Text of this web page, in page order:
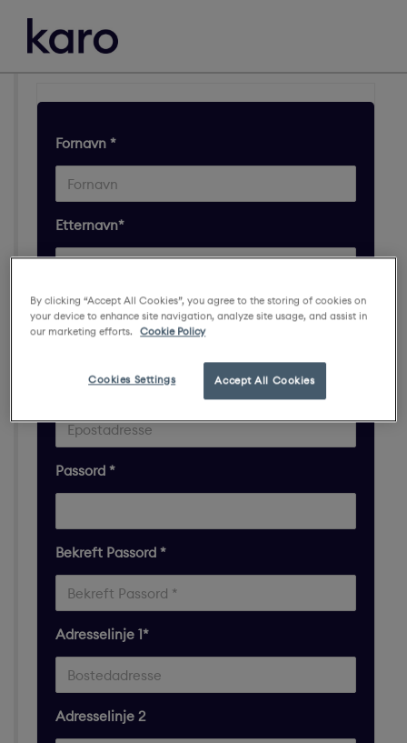
Fornavn *
Etternavn*
HCP Type *
Epostadresse *
Passord *
Bekreft Passord *
Adresselinje 1​*
Adresselinje 2
By clicking “Accept All Cookies”, you agree to the storing of cookies on
your device to enhance site navigation, analyze site usage, and assist in
our marketing efforts.
Cookie Policy
Accept All Cookies
Cookies Settings